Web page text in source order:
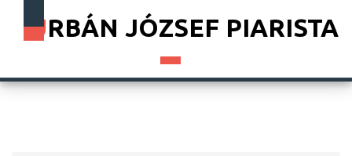
URBÁN JÓZSEF PIARISTA